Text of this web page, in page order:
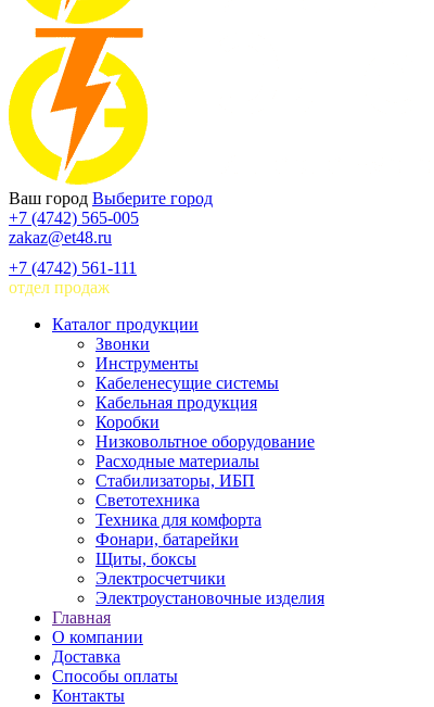
Ваш город Выберите город
+7 (4742) 565-005
zakaz@et48.ru
+7 (4742) 561-111
отдел продаж
Каталог продукции
Звонки
Инструменты
Кабеленесущие системы
Кабельная продукция
Коробки
Низковольтное оборудование
Расходные материалы
Стабилизаторы, ИБП
Светотехника
Техника для комфорта
Фонари, батарейки
Щиты, боксы
Электросчетчики
Электроустановочные изделия
Главная
О компании
Доставка
Способы оплаты
Контакты